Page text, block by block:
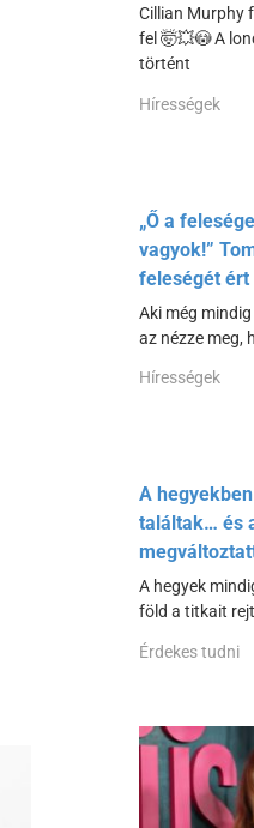
Cillian Murphy
fel 🤯💥😳 A
történt
Hírességek
„Ő a
vagyok!”
feleségét
Aki még
az nézze meg,
Hírességek
A
találtak… és
A hegyek
föld a titkait
Érdekes tudni